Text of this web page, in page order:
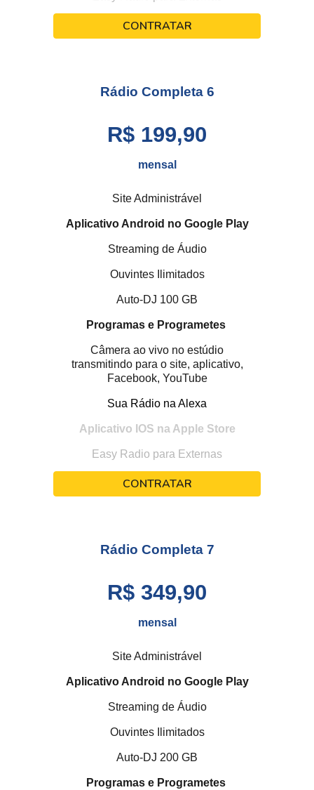
CONTRATAR
Rádio Completa 6
R$ 199,90
mensal
Site Administrável
Aplicativo Android no Google Play
Streaming de Áudio
Ouvintes Ilimitados
Auto-DJ 100 GB
Programas e Programetes
Câmera ao vivo no estúdio
transmitindo para o site, aplicativo,
Facebook, YouTube
Sua Rádio na Alexa
Aplicativo IOS na Apple Store
Easy Radio para Externas
CONTRATAR
Rádio Completa 7
R$ 349,90
mensal
Site Administrável
Aplicativo Android no Google Play
Streaming de Áudio
Ouvintes Ilimitados
Auto-DJ 200 GB
Programas e Programetes